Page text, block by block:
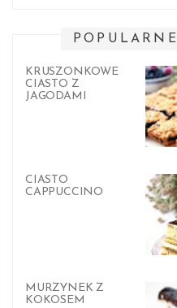
POPULARNE
KRUSZONKOWE
CIASTO Z
JAGODAMI
CIASTO
CAPPUCCINO
MURZYNEK Z
KOKOSEM